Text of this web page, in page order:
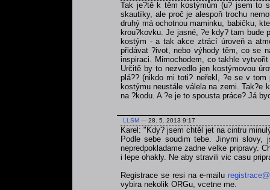
Tak je?tě k těm kostýmům (u? jsem to
skautíky, ale proč je alespoň trochu
druhý má ochotnou maminku, babičku,
krou?kovku. Je jasné, ?e kdy? tam
kostým - a tak akce ztrácí úroveň a
přidávat ?ivot, nebo výhody těm, co se
inspiraci. Mimochodem, co takhle
Určitě by to nezvedlo jen kostýmovou
plá?? (nikdo mi toti? neřekl, ?e se v
kostýmu neustále válela na zemi. Tak?e
na ?kodu. A ?e je to spousta práce? Já
LLSM --- 28. 5. 2013 9:17
Karel: "Kdy? jsem chtěl jet na cintru
Podle sebe soudim tebe. Jinymi
nepredpokladame zadne velke pripravy.
i lepe ohakly. Ne aby stravili vic casu
Registrace se resi na e-mailu
vybira nekolik ORGu, vcetne me.